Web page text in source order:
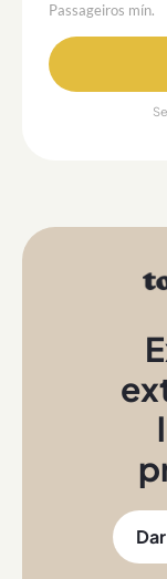
Passageiros mín.